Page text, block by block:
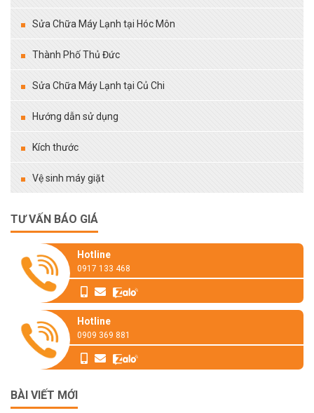
Sửa Chữa Máy Lạnh tại Hóc Môn
Thành Phố Thủ Đức
Sửa Chữa Máy Lạnh tại Củ Chi
Hướng dẫn sử dụng
Kích thước
Vệ sinh máy giặt
TƯ VẤN BÁO GIÁ
Hotline
0917 133 468
Hotline
0909 369 881
BÀI VIẾT MỚI